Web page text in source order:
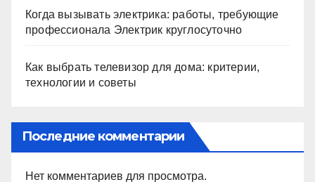
Когда вызывать электрика: работы, требующие
профессионала Электрик круглосуточно
Как выбрать телевизор для дома: критерии,
технологии и советы
Последние комментарии
Нет комментариев для просмотра.